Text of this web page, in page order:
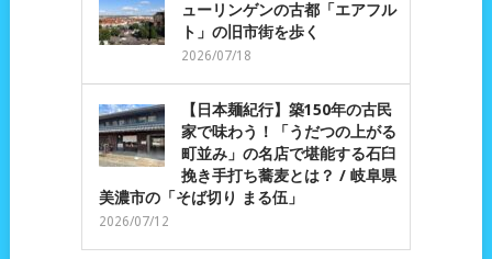
ューリンゲンの古都「エアフル
ト」の旧市街を歩く
2026/07/18
【日本麺紀行】築150年の古民
家で味わう！「うだつの上がる
町並み」の名店で堪能する石臼
挽き手打ち蕎麦とは？ / 岐阜県
美濃市の「そば切り まる伍」
2026/07/12